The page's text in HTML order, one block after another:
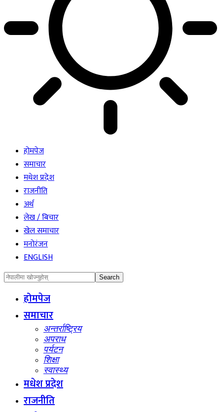
होमपेज
समाचार
मधेश प्रदेश
राजनीति
अर्थ
लेख / बिचार
खेल समाचार
मनोरंजन
ENGLISH
होमपेज
समाचार
अन्तर्राष्ट्रिय
अपराध
पर्यटन
शिक्षा
स्वास्थ्य
मधेश प्रदेश
राजनीति